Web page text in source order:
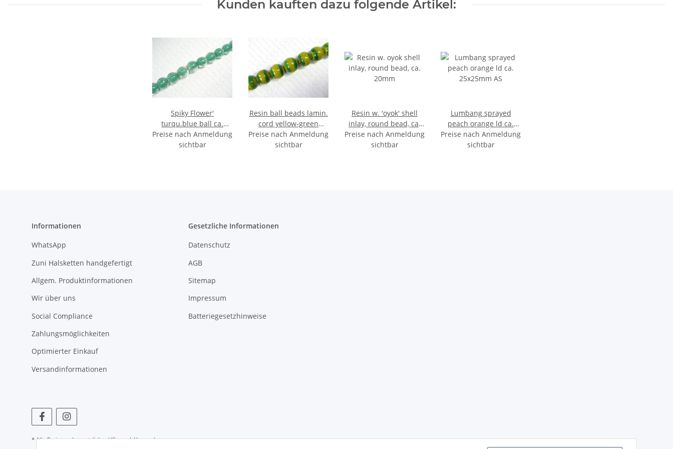
Kunden kauften dazu folgende Artikel:
Spiky Flower'
turqu.blue ball ca.
25mm
Preise nach Anmeldung
sichtbar
Resin ball beads lamin.
cord yellow-green
ca.25mm
Preise nach Anmeldung
sichtbar
Resin w. 'oyok' shell
inlay, round bead, ca.
20mm
Preise nach Anmeldung
sichtbar
Lumbang sprayed
peach orange ld ca.
25x25mm AS
Preise nach Anmeldung
sichtbar
Informationen
WhatsApp
Zuni Halsketten handgefertigt
Allgem. Produktinformationen
Wir über uns
Social Compliance
Zahlungsmöglichkeiten
Optimierter Einkauf
Versandinformationen
Gesetzliche Informationen
Datenschutz
AGB
Sitemap
Impressum
Batteriegesetzhinweise
* Alle Preise zzgl. gesetzlicher USt., zzgl.Versand